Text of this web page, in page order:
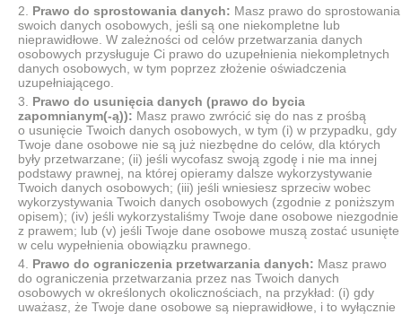
Prawo do sprostowania danych: Masz prawo do sprostowania
swoich danych osobowych, jeśli są one niekompletne lub
nieprawidłowe. W zależności od celów przetwarzania danych
osobowych przysługuje Ci prawo do uzupełnienia niekompletnych
danych osobowych, w tym poprzez złożenie oświadczenia
uzupełniającego.
Prawo do usunięcia danych (prawo do bycia
zapomnianym(-ą)): Masz prawo zwrócić się do nas z prośbą
o usunięcie Twoich danych osobowych, w tym (i) w przypadku, gdy
Twoje dane osobowe nie są już niezbędne do celów, dla których
były przetwarzane; (ii) jeśli wycofasz swoją zgodę i nie ma innej
podstawy prawnej, na której opieramy dalsze wykorzystywanie
Twoich danych osobowych; (iii) jeśli wniesiesz sprzeciw wobec
wykorzystywania Twoich danych osobowych (zgodnie z poniższym
opisem); (iv) jeśli wykorzystaliśmy Twoje dane osobowe niezgodnie
z prawem; lub (v) jeśli Twoje dane osobowe muszą zostać usunięte
w celu wypełnienia obowiązku prawnego.
Prawo do ograniczenia przetwarzania danych: Masz prawo
do ograniczenia przetwarzania przez nas Twoich danych
osobowych w określonych okolicznościach, na przykład: (i) gdy
uważasz, że Twoje dane osobowe są nieprawidłowe, i to wyłącznie